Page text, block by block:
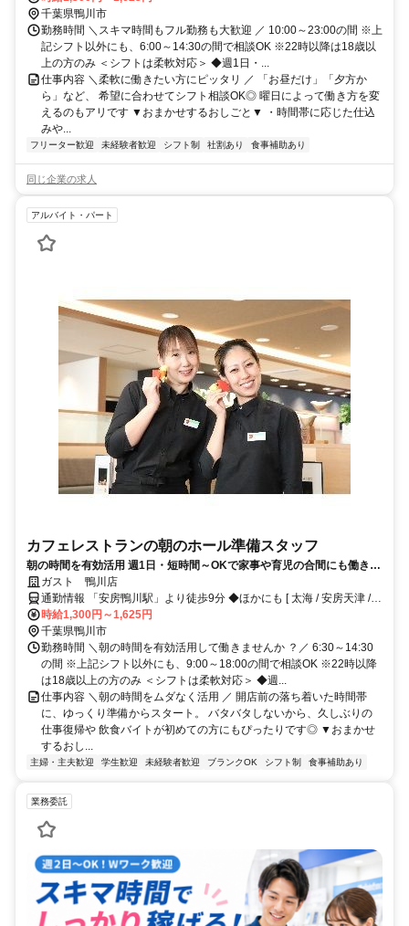
OK
千葉県鴨川市
勤務時間 ＼スキマ時間もフル勤務も大歓迎 ／ 10:00～23:00の間 ※上
記シフト以外にも、6:00～14:30の間で相談OK ※22時以降は18歳以
上の方のみ ＜シフトは柔軟対応＞ ◆週1日・...
仕事内容 ＼柔軟に働きたい方にピッタリ ／ 「お昼だけ」「夕方か
ら」など、 希望に合わせてシフト相談OK◎ 曜日によって働き方を変
えるのもアリです ▼おまかせするおしごと▼ ・時間帯に応じた仕込
みや...
フリーター歓迎 未経験者歓迎 シフト制 社割あり 食事補助あり
同じ企業の求人
アルバイト・パート
カフェレストランの朝のホール準備スタッフ
朝の時間を有効活用 週1日・短時間～OKで家事や育児の合間にも働きや
すい 常連さんも多く、落ち着いた雰囲気のガストで未経験から安心スタ
ート
ガスト 鴨川店
通勤情報 「安房鴨川駅」より徒歩9分 ◆ほかにも [ 太海 / 安房天津 /
安房小湊 / 江見 ] からも車で5～15分程度!!※自転車 / 車 / バイク通勤
OK
時給1,300円～1,625円
千葉県鴨川市
勤務時間 ＼朝の時間を有効活用して働きませんか ？／ 6:30～14:30
の間 ※上記シフト以外にも、9:00～18:00の間で相談OK ※22時以降
は18歳以上の方のみ ＜シフトは柔軟対応＞ ◆週...
仕事内容 ＼朝の時間をムダなく活用 ／ 開店前の落ち着いた時間帯
に、ゆっくり準備からスタート。 バタバタしないから、久しぶりの
仕事復帰や 飲食バイトが初めての方にもぴったりです◎ ▼おまかせ
するおし...
主婦・主夫歓迎 学生歓迎 未経験者歓迎 ブランクOK シフト制 食事補助あり
業務委託